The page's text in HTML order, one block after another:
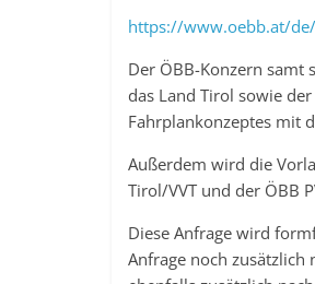
https://www.oebb.at/
Der ÖBB-Konzern samt
das Land Tirol sowie
Fahrplankonzeptes mit
Außerdem wird die
Tirol/VVT und der ÖBB
Diese Anfrage wird
Anfrage noch zusätzlich